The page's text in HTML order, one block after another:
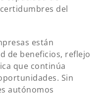
del
están
de beneficios, reflejo
que continúa
Sin
autónomos